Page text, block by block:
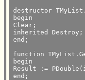
destructor
begin
Clear;
inherited Destroy;
end;
function
begin
Result :=
end;